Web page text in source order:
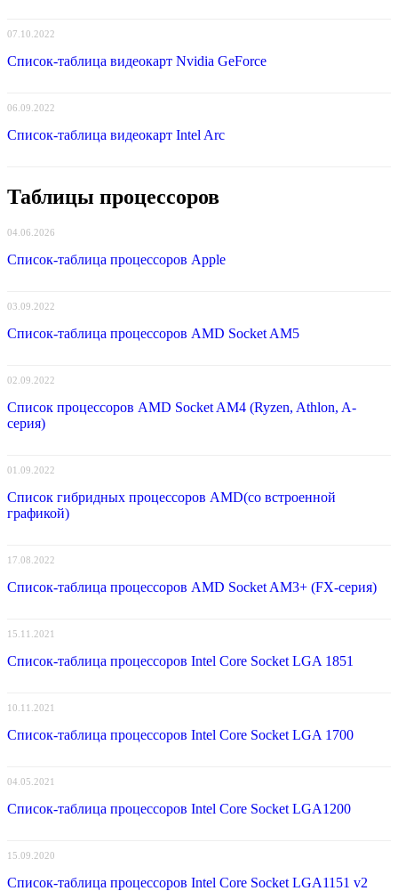
07.10.2022
Список-таблица видеокарт Nvidia GeForce
06.09.2022
Список-таблица видеокарт Intel Arc
Таблицы процессоров
04.06.2026
Список-таблица процессоров Apple
03.09.2022
Список-таблица процессоров AMD Socket AM5
02.09.2022
Список процессоров AMD Socket AM4 (Ryzen, Athlon, A-
серия)
01.09.2022
Список гибридных процессоров AMD(со встроенной
графикой)
17.08.2022
Список-таблица процессоров AMD Socket AM3+ (FX-серия)
15.11.2021
Список-таблица процессоров Intel Core Socket LGA 1851
10.11.2021
Список-таблица процессоров Intel Core Socket LGA 1700
04.05.2021
Список-таблица процессоров Intel Core Socket LGA1200
15.09.2020
Список-таблица процессоров Intel Core Socket LGA1151 v2